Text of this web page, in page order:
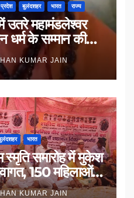
प्रदेश बुलंदशहर भारत राज्य
उतरे महामंडलेश्वर
धर्म के सम्मान की
KUMAR JAIN
भारत
स्मृति समारोह में मुकेश
150 महिलाओं
KUMAR JAIN